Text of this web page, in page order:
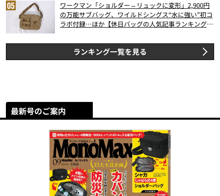
ワークマン「ショルダー⇔リュックに変形」2,900円
の万能サブバッグ、ワイルドシングス“水に強い”初コ
ラボ付録…ほか【休日バッグの人気記事ランキングベ
ランキング一覧を見る
最新号のご案内